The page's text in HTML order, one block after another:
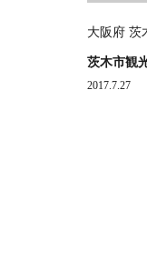
大阪府 茨
茨木市観
2017.7.27